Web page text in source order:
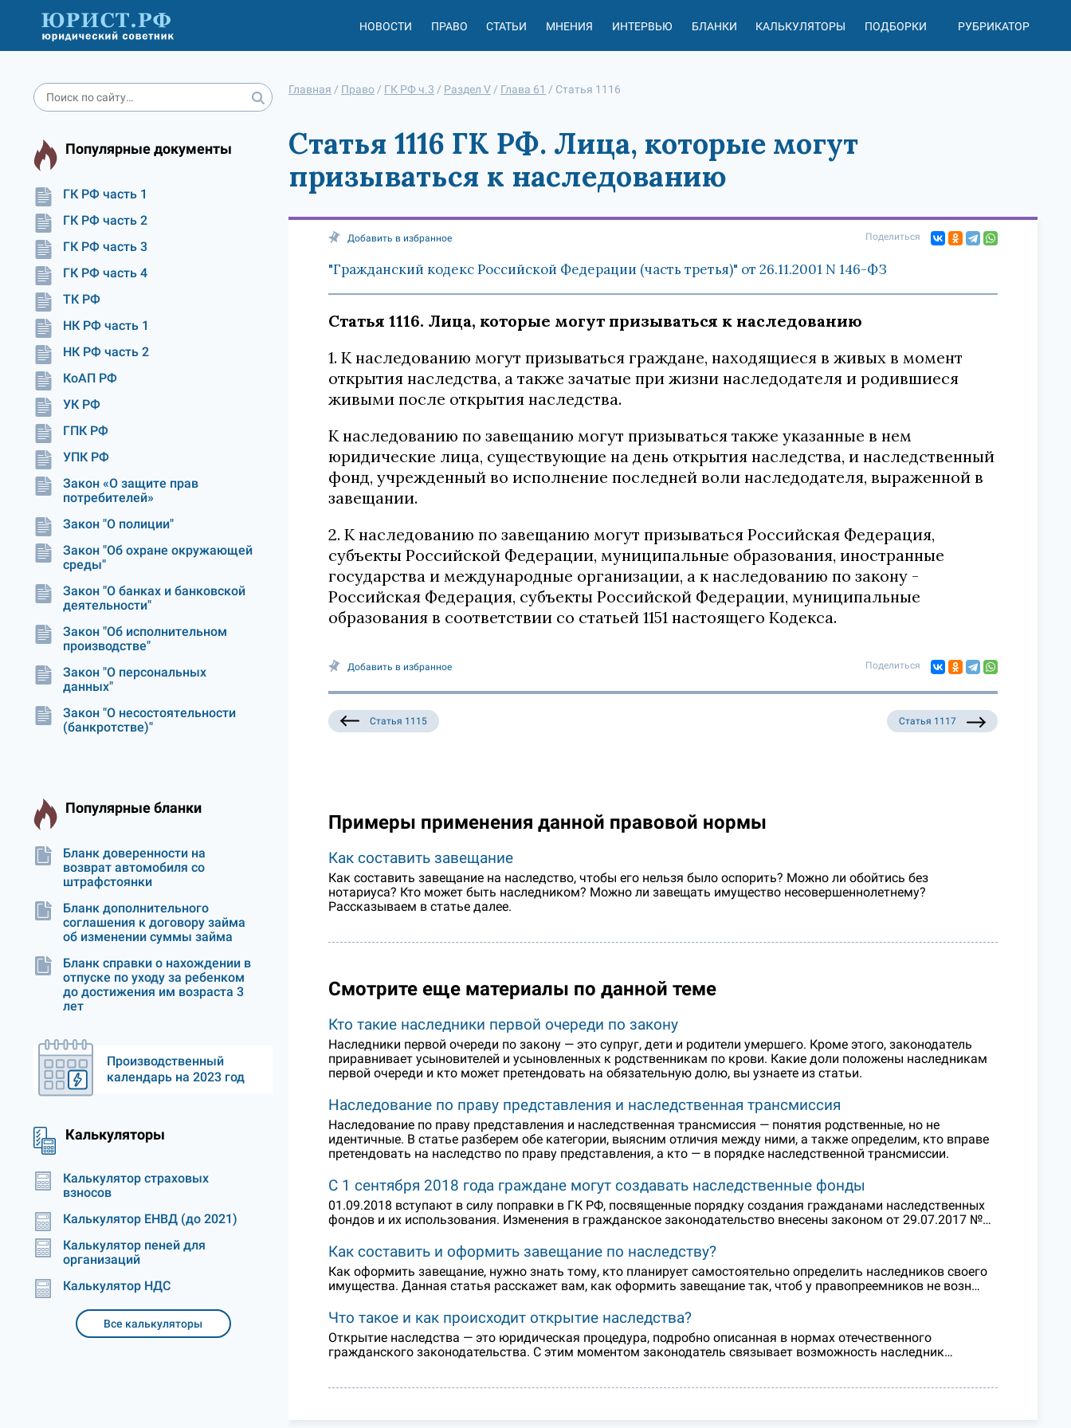
НОВОСТИ ПРАВО СТАТЬИ МНЕНИЯ ИНТЕРВЬЮ БЛАНКИ КАЛЬКУЛЯТОРЫ ПОДБОРКИ РУБРИКАТОР
Популярные документы
ГК РФ часть 1
ГК РФ часть 2
ГК РФ часть 3
ГК РФ часть 4
ТК РФ
НК РФ часть 1
НК РФ часть 2
КоАП РФ
УК РФ
ГПК РФ
УПК РФ
Закон «О защите прав
потребителей»
Закон "О полиции"
Закон "Об охране окружающей
среды"
Закон "О банках и банковской
деятельности"
Закон "Об исполнительном
производстве"
Закон "О персональных
данных"
Закон "О несостоятельности
(банкротстве)"
Популярные бланки
Бланк доверенности на
возврат автомобиля со
штрафстоянки
Бланк дополнительного
соглашения к договору займа
об изменении суммы займа
Бланк справки о нахождении в
отпуске по уходу за ребенком
до достижения им возраста 3
лет
Производственный
календарь на 2023 год
Калькуляторы
Калькулятор страховых
взносов
Калькулятор ЕНВД (до 2021)
Калькулятор пеней для
организаций
Калькулятор НДС
Все калькуляторы
Главная / Право / ГК РФ ч.3 / Раздел V / Глава 61 / Статья 1116
Статья 1116 ГК РФ. Лица, которые могут
призываться к наследованию
Добавить в избранное Поделиться
"Гражданский кодекс Российской Федерации (часть третья)" от 26.11.2001 N 146-ФЗ
Статья 1116. Лица, которые могут призываться к наследованию
1. К наследованию могут призываться граждане, находящиеся в живых в момент
открытия наследства, а также зачатые при жизни наследодателя и родившиеся
живыми после открытия наследства.
К наследованию по завещанию могут призываться также указанные в нем
юридические лица, существующие на день открытия наследства, и наследственный
фонд, учрежденный во исполнение последней воли наследодателя, выраженной в
завещании.
2. К наследованию по завещанию могут призываться Российская Федерация,
субъекты Российской Федерации, муниципальные образования, иностранные
государства и международные организации, а к наследованию по закону -
Российская Федерация, субъекты Российской Федерации, муниципальные
образования в соответствии со статьей 1151 настоящего Кодекса.
Добавить в избранное Поделиться
Статья 1115 Статья 1117
Примеры применения данной правовой нормы
Как составить завещание
Как составить завещание на наследство, чтобы его нельзя было оспорить? Можно ли обойтись без
нотариуса? Кто может быть наследником? Можно ли завещать имущество несовершеннолетнему?
Рассказываем в статье далее.
Смотрите еще материалы по данной теме
Кто такие наследники первой очереди по закону
Наследники первой очереди по закону — это супруг, дети и родители умершего. Кроме этого, законодатель
приравнивает усыновителей и усыновленных к родственникам по крови. Какие доли положены наследникам
первой очереди и кто может претендовать на обязательную долю, вы узнаете из статьи.
Наследование по праву представления и наследственная трансмиссия
Наследование по праву представления и наследственная трансмиссия — понятия родственные, но не
идентичные. В статье разберем обе категории, выясним отличия между ними, а также определим, кто вправе
претендовать на наследство по праву представления, а кто — в порядке наследственной трансмиссии.
С 1 сентября 2018 года граждане могут создавать наследственные фонды
01.09.2018 вступают в силу поправки в ГК РФ, посвященные порядку создания гражданами наследственных
фондов и их использования. Изменения в гражданское законодательство внесены законом от 29.07.2017 №…
Как составить и оформить завещание по наследству?
Как оформить завещание, нужно знать тому, кто планирует самостоятельно определить наследников своего
имущества. Данная статья расскажет вам, как оформить завещание так, чтоб у правопреемников не возн…
Что такое и как происходит открытие наследства?
Открытие наследства — это юридическая процедура, подробно описанная в нормах отечественного
гражданского законодательства. С этим моментом законодатель связывает возможность наследник…